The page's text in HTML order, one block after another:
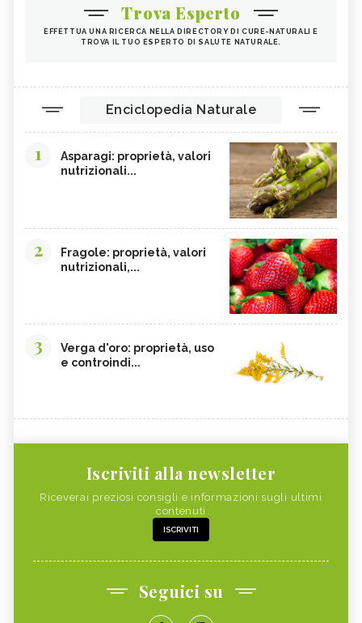
Trova Esperto
EFFETTUA UNA RICERCA NELLA DIRECTORY DI CURE-NATURALI E
TROVA IL TUO ESPERTO DI SALUTE NATURALE.
Enciclopedia Naturale
1
Asparagi: proprietà, valori
nutrizionali...
2
Fragole: proprietà, valori
nutrizionali,...
3
Verga d'oro: proprietà, uso
e controindi...
Iscriviti alla newsletter
Riceverai preziosi consigli e informazioni sugli ultimi
contenuti
ISCRIVITI
Seguici su